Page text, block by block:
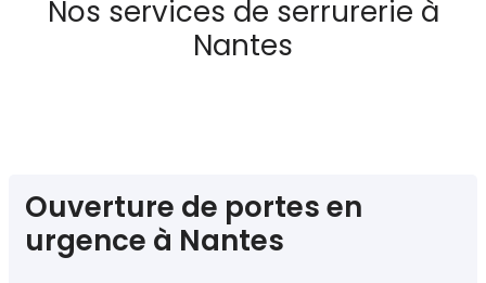
Nos services de serrurerie à
Nantes
Ouverture de portes en
urgence à Nantes